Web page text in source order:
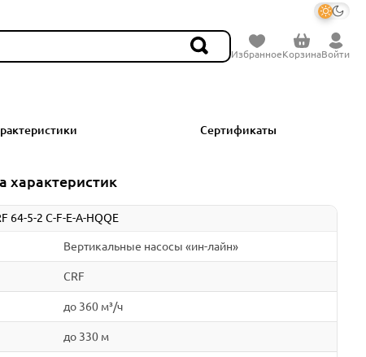
ИзбранноеКорзинаВойти
Сертификаты
характеристик
64-5-2 C-F-E-A-HQQE
Вертикальные насосы «ин-лайн»
CRF
до 360 м³/ч
до 330 м